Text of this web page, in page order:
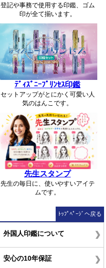
登記や事務で使用する印鑑、ゴム
印が全て揃います。
ﾃﾞｨｽﾞﾆｰﾌﾟﾘﾝｾｽ印鑑
セットアップがとにかく可愛い人
気のはんこです。
先生スタンプ
先生の毎日に、使いやすいアイテ
ムです。
ﾄｯﾌﾟﾍﾟｰｼﾞへ戻る
外国人印鑑について
安心の10年保証